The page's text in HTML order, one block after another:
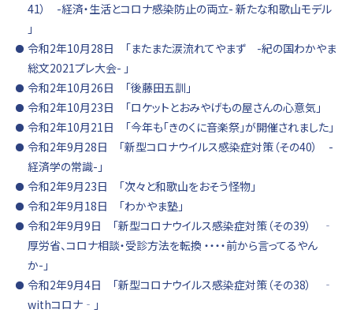
41） -経済・生活とコロナ感染防止の両立- 新たな和歌山モデル
」
令和2年10月28日 「またまた涙流れてやまず -紀の国わかやま
総文2021プレ大会- 」
令和2年10月26日 「後藤田五訓」
令和2年10月23日 「ロケットとおみやげもの屋さんの心意気」
令和2年10月21日 「今年も「きのくに音楽祭」が開催されました」
令和2年9月28日 「新型コロナウイルス感染症対策（その40） -
経済学の常識-」
令和2年9月23日 「次々と和歌山をおそう怪物」
令和2年9月18日 「わかやま塾」
令和2年9月9日 「新型コロナウイルス感染症対策（その39） ‐
厚労省、コロナ相談・受診方法を転換 ・・・・前から言ってるやん
か-」
令和2年9月4日 「新型コロナウイルス感染症対策（その38） ‐
withコロナ‐」